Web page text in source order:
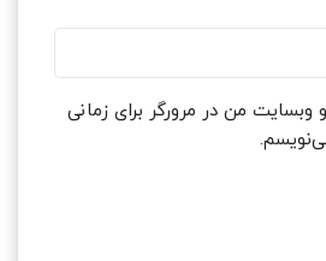
وبسایت من در مرورگر برای زمانی